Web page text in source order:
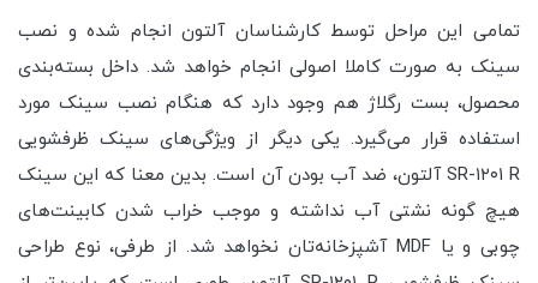
تمامی این مراحل توسط کارشناسان آلتون انجام شده و نصب
سینک به صورت کاملا اصولی انجام خواهد شد. داخل بسته‌بندی
محصول، بست رگلاژ هم وجود دارد که هنگام نصب سینک مورد
استفاده قرار می‌گیرد. یکی دیگر از ویژگی‌های سینک ظرفشویی
SR-۱۲۰۱ R آلتون، ضد آب بودن آن است. بدین معنا که این سینک
هیچ گونه نشتی آب نداشته و موجب خراب شدن کابینت‌های
چوبی و یا MDF آشپزخانه‌تان نخواهد شد. از طرفی، نوع طراحی